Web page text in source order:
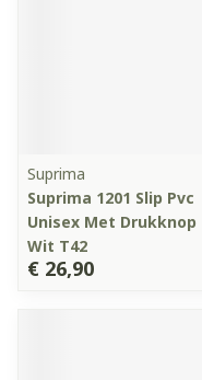
Suprima
Suprima 1201 Slip Pvc
Unisex Met Drukknop
Wit T42
€ 26,90